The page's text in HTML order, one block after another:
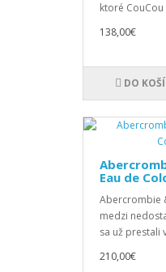
ktoré CouCou
138,00€
DO
Eau de
Abercrombie
medzi
sa už prestali
210,00€